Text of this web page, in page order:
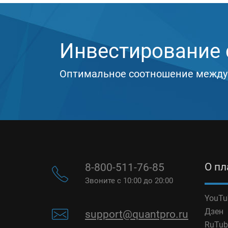
Инвестирование
Оптимальное соотношение
8-800-511-76-85
Звоните с 10:00 до 20:00
support@quantpro.ru
О
Дзен